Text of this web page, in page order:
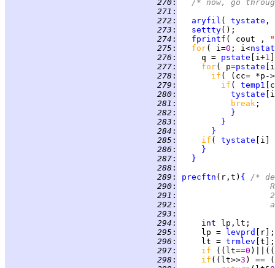
270 :
/* now, go
271 :
272 : aryfil ( tystate ,
273 : settty
274 : fprintf ( cout ,
275 : for( i=0 ; i<
276 :
     q =
pstate [i+1
277 : for( p=pstate
278 : if ( (cc= *p-
279 : if ( temp1
280 : tystate
281 : break
282 :
}
283 :
}
284 :
}
285 : if ( tystate
286 :
}
287 :
}
288 :
289 : precftn (r,t) {
/*
290 :
291 :
292 :
293 :
294 : int
295 :
     lp =
levprd
296 :
     lt =
trmlev
297 : if ((lt==0
298 : if ((lt>>3 ) ==